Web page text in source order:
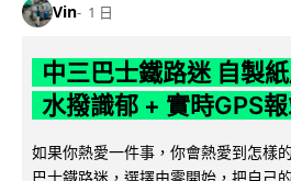
Vin 1 日
中三巴士鐵路迷 自製
水撥識郁 + 實時GPS
如果你熱愛一件事，你會熱愛到怎樣
巴士鐵路迷，選擇由零開始，把自己